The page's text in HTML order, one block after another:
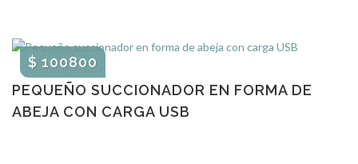
PEQUEÑO SUCCIONADOR EN FORMA DE
ABEJA CON CARGA USB
$ 100800